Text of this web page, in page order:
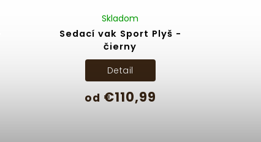
Sedací vak Sport Plyš -
čierny
Skladom
od €110,99
Detail